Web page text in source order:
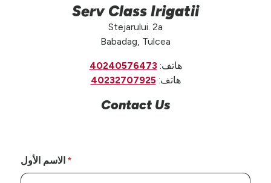
Serv Class Irigatii
Stejarului. 2a
Babadag, Tulcea
هاتف:40240576473
هاتف:40232707925
Contact Us
الاسم الأول